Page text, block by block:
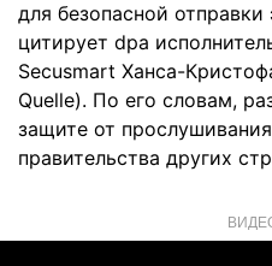
для безопасной
цитирует dpa
Secusmart Ханса-
Quelle). По его словам,
защите от
правительства других